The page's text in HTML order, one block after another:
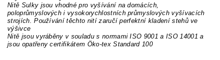
Nitě Sulky jsou vhodné pro vyšívání na domácích,
poloprůmyslových i vysokorychlostních průmyslových vyšívacích
strojích. Používání těchto nití zaručí perfektní kladení stehů ve
výšivce
Nitě jsou vyráběny v souladu s normami ISO 9001 a ISO 14001 a
jsou opatřeny certifikátem Öko-tex Standard 100